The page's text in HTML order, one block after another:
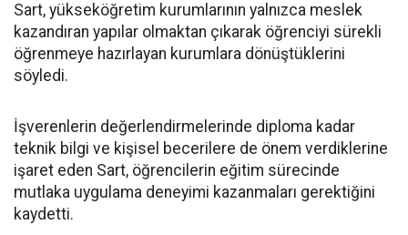
Sart, yükseköğretim kurumlarının yalnızca meslek
kazandıran yapılar olmaktan çıkarak öğrenciyi sürekli
öğrenmeye hazırlayan kurumlara dönüştüklerini
söyledi.
İşverenlerin değerlendirmelerinde diploma kadar
teknik bilgi ve kişisel becerilere de önem verdiklerine
işaret eden Sart, öğrencilerin eğitim sürecinde
mutlaka uygulama deneyimi kazanmaları gerektiğini
kaydetti.